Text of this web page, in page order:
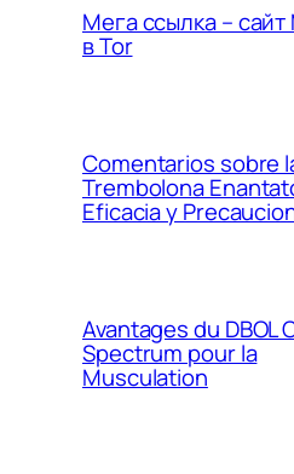
Мега ссылка – сайт
в Tor
Comentarios sobre
Trembolona
Eficacia y
Avantages du DBOL
Spectrum pour la
Musculation